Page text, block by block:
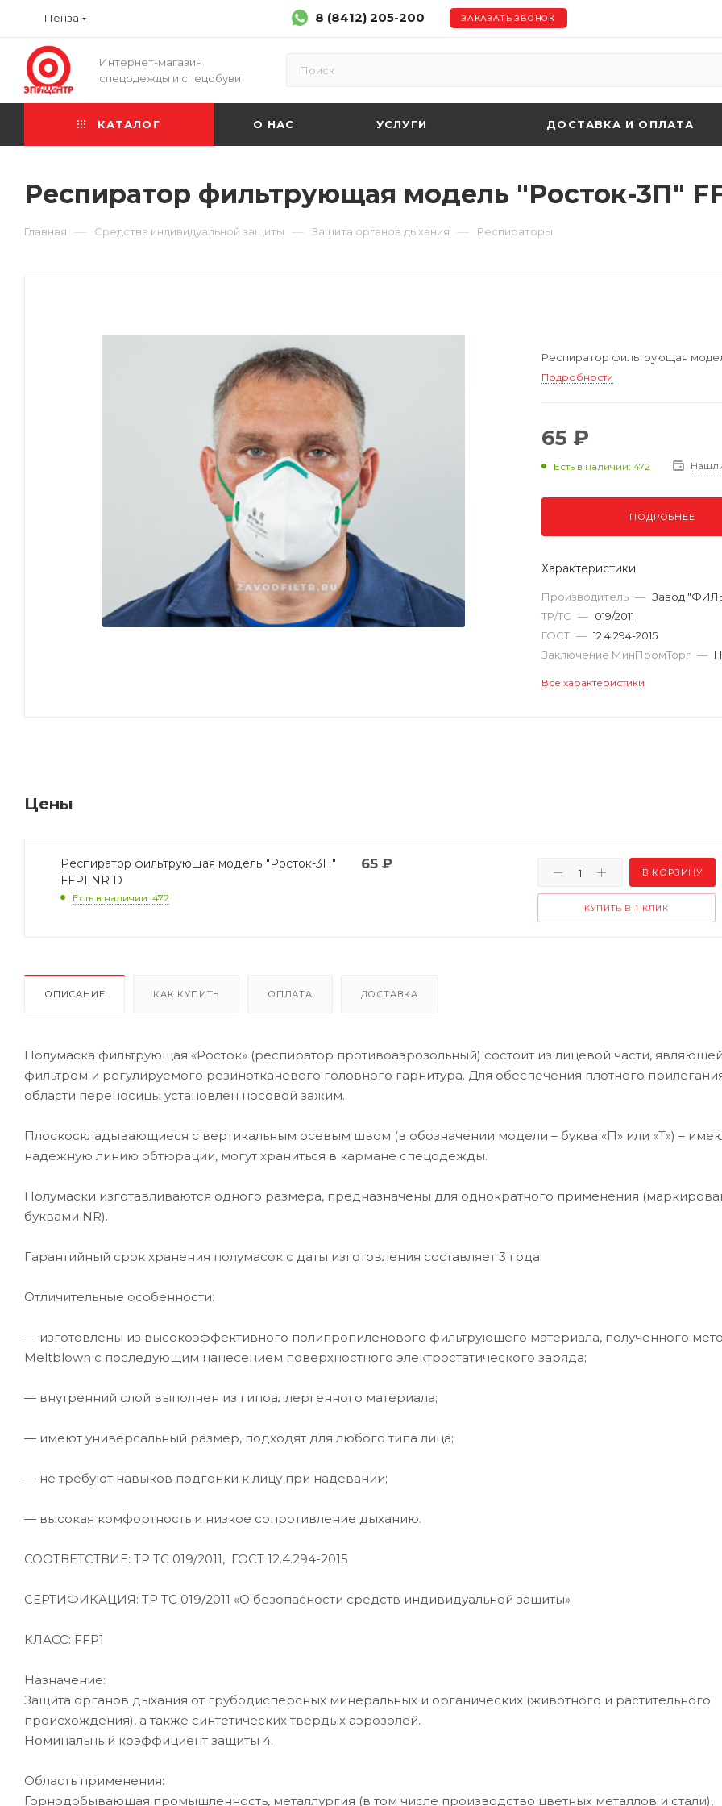
Пенза 8 (8412) 205-200 ЗАКАЗАТЬ ЗВОНОК
Интернет-магазин
спецодежды и спецобуви
КАТАЛОГ О НАС УСЛУГИ ДОСТАВКА И ОПЛАТА
Респиратор фильтрующая модель "Росток-3П"
Главная — Средства индивидуальной защиты — Защита органов дыхания — Респираторы
Респиратор фильтрующая
Подробности
65 ₽
Есть в наличии: 472
ПОДРОБНЕЕ
Характеристики
Производитель — Завод
ТР/ТС — 019/2011
ГОСТ — 12.4.294-2015
Заключение МинПромТорг —
Все характеристики
Цены
Респиратор фильтрующая модель "Росток-3П"
FFP1 NR D
Есть в наличии: 472
65₽
В КОРЗИНУ
КУПИТЬ В 1 КЛИК
ОПИСАНИЕ КАК КУПИТЬ ОПЛАТА ДОСТАВКА
Полумаска фильтрующая «Росток» (респиратор противоаэрозольный) состоит из лицевой части,
фильтром и регулируемого резинотканевого головного гарнитура. Для обеспечения плотного
области переносицы установлен носовой зажим.
Плоскоскладывающиеся с вертикальным осевым швом (в обозначении модели – буква «П» или «Т») –
надежную линию обтюрации, могут храниться в кармане спецодежды.
Полумаски изготавливаются одного размера, предназначены для однократного применения
буквами NR).
Гарантийный срок хранения полумасок с даты изготовления составляет 3 года.
Отличительные особенности:
— изготовлены из высокоэффективного полипропиленового фильтрующего материала, полученного
Meltblown с последующим нанесением поверхностного электростатического заряда;
— внутренний слой выполнен из гипоаллергенного материала;
— имеют универсальный размер, подходят для любого типа лица;
— не требуют навыков подгонки к лицу при надевании;
— высокая комфортность и низкое сопротивление дыханию.
СООТВЕТСТВИЕ: ТР ТС 019/2011, ГОСТ 12.4.294-2015
СЕРТИФИКАЦИЯ: ТР ТС 019/2011 «О безопасности средств индивидуальной защиты»
КЛАСС: FFP1
Назначение:
Защита органов дыхания от грубодисперсных минеральных и органических (животного и растительного
происхождения), а также синтетических твердых аэрозолей.
Номинальный коэффициент защиты 4.
Область применения:
Горнодобывающая промышленность, металлургия (в том числе производство цветных металлов и стали),